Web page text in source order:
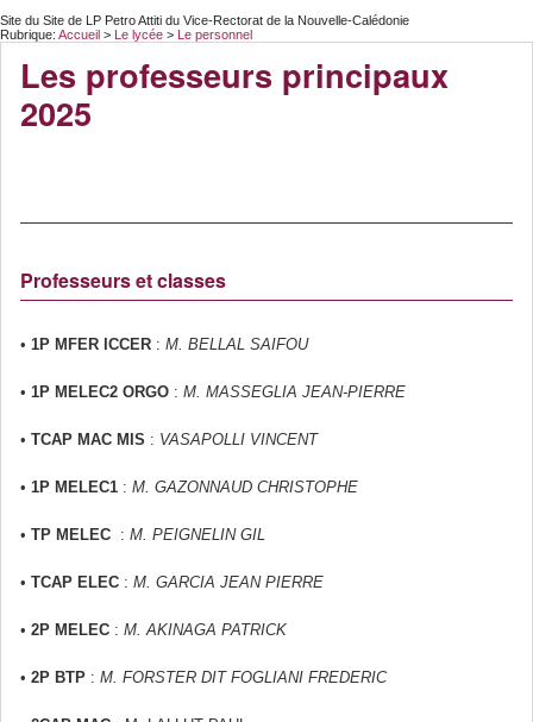
Site du Site de LP Petro Attiti du Vice-Rectorat de la Nouvelle-Calédonie
Rubrique: Accueil > Le lycée > Le personnel
Les professeurs principaux
2025
Professeurs et classes
• 1P MFER ICCER : M. BELLAL SAIFOU
• 1P MELEC2 ORGO : M. MASSEGLIA JEAN-PIERRE
• TCAP MAC MIS : VASAPOLLI VINCENT
• 1P MELEC1 : M. GAZONNAUD CHRISTOPHE
• TP MELEC : M. PEIGNELIN GIL
• TCAP ELEC : M. GARCIA JEAN PIERRE
• 2P MELEC : M. AKINAGA PATRICK
• 2P BTP : M. FORSTER DIT FOGLIANI FREDERIC